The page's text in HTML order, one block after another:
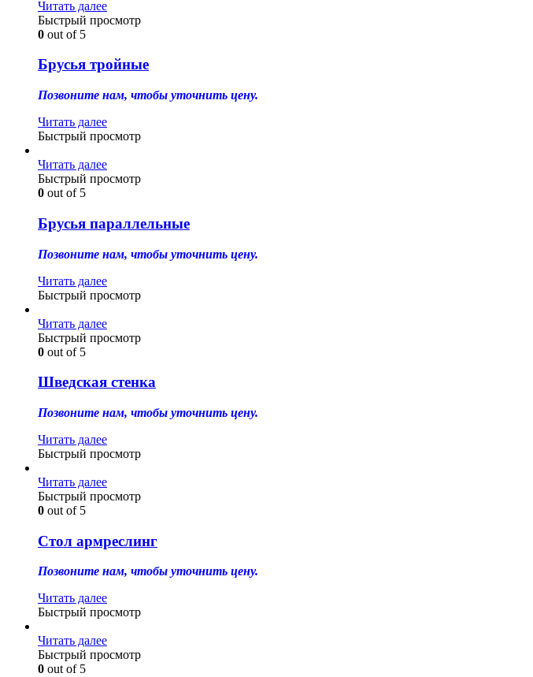
Читать далее
Быстрый просмотр
0 out of 5
Брусья тройные
Позвоните нам, чтобы уточнить цену.
Читать далее
Быстрый просмотр
Читать далее
Быстрый просмотр
0 out of 5
Брусья параллельные
Позвоните нам, чтобы уточнить цену.
Читать далее
Быстрый просмотр
Читать далее
Быстрый просмотр
0 out of 5
Шведская стенка
Позвоните нам, чтобы уточнить цену.
Читать далее
Быстрый просмотр
Читать далее
Быстрый просмотр
0 out of 5
Стол армреслинг
Позвоните нам, чтобы уточнить цену.
Читать далее
Быстрый просмотр
Читать далее
Быстрый просмотр
0 out of 5